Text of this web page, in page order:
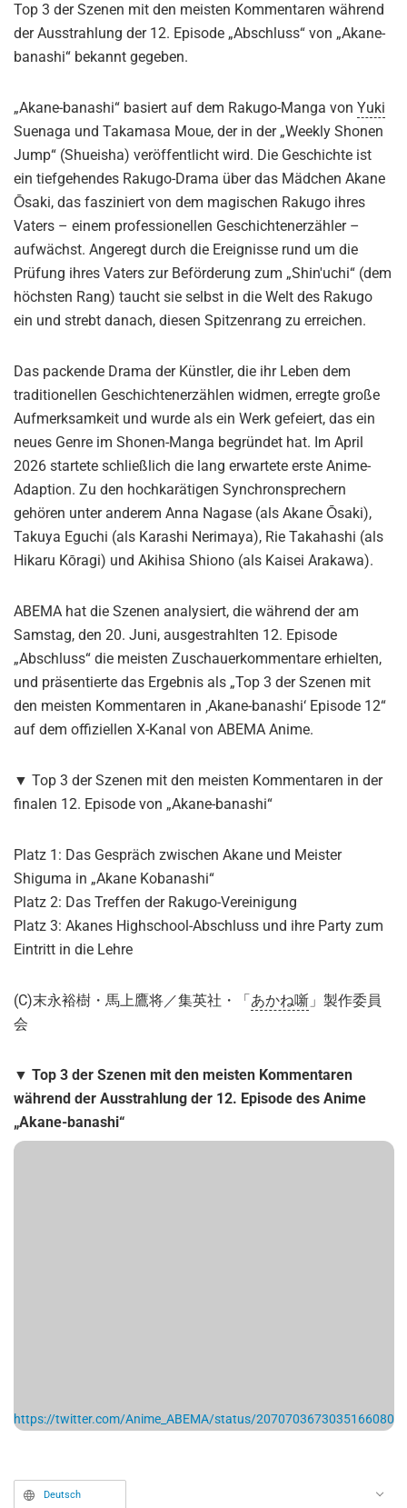
Top 3 der Szenen mit den meisten Kommentaren während
der Ausstrahlung der 12. Episode „Abschluss“ von „Akane-
banashi“ bekannt gegeben.
„Akane-banashi“ basiert auf dem Rakugo-Manga von Yuki
Suenaga und Takamasa Moue, der in der „Weekly Shonen
Jump“ (Shueisha) veröffentlicht wird. Die Geschichte ist
ein tiefgehendes Rakugo-Drama über das Mädchen Akane
Ōsaki, das fasziniert von dem magischen Rakugo ihres
Vaters – einem professionellen Geschichtenerzähler –
aufwächst. Angeregt durch die Ereignisse rund um die
Prüfung ihres Vaters zur Beförderung zum „Shin'uchi“ (dem
höchsten Rang) taucht sie selbst in die Welt des Rakugo
ein und strebt danach, diesen Spitzenrang zu erreichen.
Das packende Drama der Künstler, die ihr Leben dem
traditionellen Geschichtenerzählen widmen, erregte große
Aufmerksamkeit und wurde als ein Werk gefeiert, das ein
neues Genre im Shonen-Manga begründet hat. Im April
2026 startete schließlich die lang erwartete erste Anime-
Adaption. Zu den hochkarätigen Synchronsprechern
gehören unter anderem Anna Nagase (als Akane Ōsaki),
Takuya Eguchi (als Karashi Nerimaya), Rie Takahashi (als
Hikaru Kōragi) und Akihisa Shiono (als Kaisei Arakawa).
ABEMA hat die Szenen analysiert, die während der am
Samstag, den 20. Juni, ausgestrahlten 12. Episode
„Abschluss“ die meisten Zuschauerkommentare erhielten,
und präsentierte das Ergebnis als „Top 3 der Szenen mit
den meisten Kommentaren in ‚Akane-banashi‘ Episode 12“
auf dem offiziellen X-Kanal von ABEMA Anime.
▼ Top 3 der Szenen mit den meisten Kommentaren in der
finalen 12. Episode von „Akane-banashi“
Platz 1: Das Gespräch zwischen Akane und Meister
Shiguma in „Akane Kobanashi“
Platz 2: Das Treffen der Rakugo-Vereinigung
Platz 3: Akanes Highschool-Abschluss und ihre Party zum
Eintritt in die Lehre
(C)末永裕樹・馬上鷹将／集英社・「 あかね噺 」製作委員
会
▼ Top 3 der Szenen mit den meisten Kommentaren
während der Ausstrahlung der 12. Episode des Anime
„Akane-banashi“
https://twitter.com/Anime_ABEMA/status/2070703673035166080
Deutsch